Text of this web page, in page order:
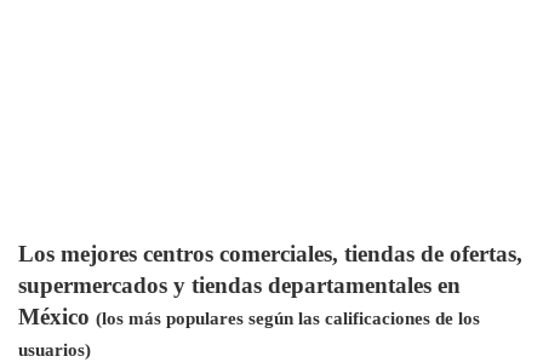
Los mejores centros comerciales, tiendas de ofertas,
supermercados y tiendas departamentales en
México (los más populares según las calificaciones de los
usuarios)